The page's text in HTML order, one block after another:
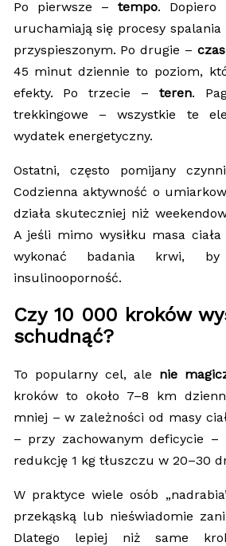
Po pierwsze – tempo. Dopiero
uruchamiają się procesy
przyspieszonym. Po drugie –
45 minut dziennie to poziom,
efekty. Po trzecie – teren.
trekkingowe – wszystkie te
wydatek energetyczny.
Ostatni, często pomijany
Codzienna aktywność o
działa skuteczniej niż
A jeśli mimo wysiłku masa
wykonać badania krwi,
insulinooporność.
Czy 10 000 kroków
schudnąć?
To popularny cel, ale nie
kroków to około 7–8 km
mniej – w zależności od masy
– przy zachowanym deficycie –
redukcję 1 kg tłuszczu w 20–30
W praktyce wiele osób
przekąską lub nieświadomie
Dlatego lepiej niż same